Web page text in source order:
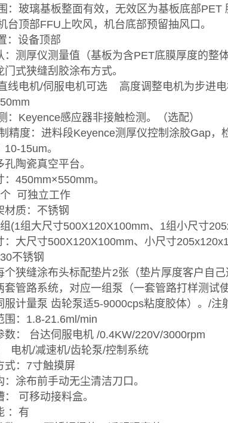
：玻璃基板整面有效，无效区为基板底部PET
台顶部FFU上吹风，机台底部预留抽风口。
：设备顶部
：测厚仪测量值（基板为含PET底膜厚度的整体
式狭缝刮胶涂布方式。
线电机/伺服电机可选 高度调整电机为步进
：Keyence感应器非接触检测。（选配）
精度：进料段Keyence测厚仪控制涂胶Gap，
15um。
陶瓷真空平台。
450mm×550mm。
可独立工作
材质：不锈钢
(1组大尺寸500X120X100mm、1组小尺寸
：大尺寸500X120X100mm、小尺寸
不锈钢
个狭缝涂布头标配垫片2张（垫片厚度客户自己
套管路系统，对应一组泵（一套管路打样测试
服计量泵 齿轮泵适5-9000cps粘度胶体）。/注
围：1.8-21.6ml/min
数： 台达伺服电机 /0.4KW/220V/3000rpm
电机/减速机/齿轮泵/控制系统
式：7寸触摸屏
涂布前手动无尘清洁刀口。
可移动接料盒。
：有